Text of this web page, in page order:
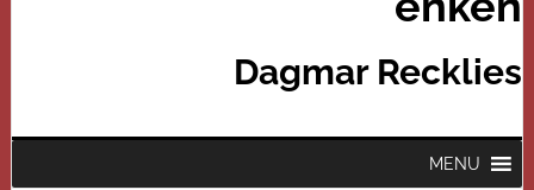
Dagmar Recklies
MENU